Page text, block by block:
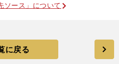
ソース」について
に戻る